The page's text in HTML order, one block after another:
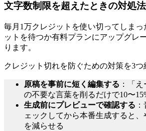
文字数制限を超えたときの対処法
毎月1万クレジットを使い切ってしま
ットを待つか有料プランにアップグレ
ります。
クレジット切れを防ぐための対策を3つ
原稿を事前に短く編集する ：「
の不要な言葉を削るだけで10〜
生成前にプレビューで確認する
ェックしてから本番生成すると
を減らせる